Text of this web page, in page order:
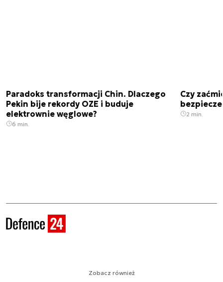
Paradoks transformacji Chin. Dlaczego
Pekin bije rekordy OZE i buduje
elektrownie węglowe?
6 min.
Czy
2 min.
Zobacz również